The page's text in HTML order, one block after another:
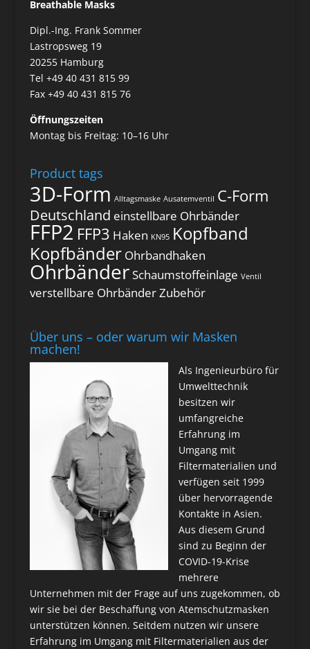
Breathable Masks
Dipl.-Ing. Frank Sommer
Lastropsweg 19
20255 Hamburg
Tel +49 40 431 815 99
Fax +49 40 431 815 76
Öffnungszeiten
Montag bis Freitag: 10–16 Uhr
Product tags
3D-Form Alltagsmaske Ausatemventil C-Form
Deutschland einstellbare Ohrbänder
FFP2 FFP3 Haken KN95 Kopfband
Kopfbänder Ohrbandhaken
OhrbänderSchaumstoffeinlage Ventil
verstellbare OhrbänderZubehör
Über uns – oder warum wir Masken
machen!
Als Ingenieurbüro für
Umwelttechnik
besitzen wir
umfangreiche
Erfahrung im
Umgang mit
Filtermaterialien und
verfügen seit 1999
über hervorragende
Kontakte in Asien.
Aus diesem Grund
sind zu Beginn der
COVID-19-Krise
mehrere
Unternehmen mit der Frage auf uns zugekommen, ob
wir sie bei der Beschaffung von Atemschutzmasken
unterstützen können. Seitdem nutzen wir unsere
Erfahrung im Umgang mit Filtermaterialien aus der